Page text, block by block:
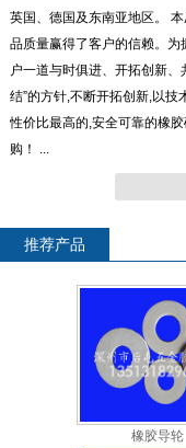
英国、德国及东南亚地区。
品质量赢得了客户的信赖。
户一道与时俱进、开拓创新
结”的方针,不断开拓创新,以
性价比最高的,安全可靠的橡
购！ ...
推荐产品
橡胶导轮
橡胶导轮